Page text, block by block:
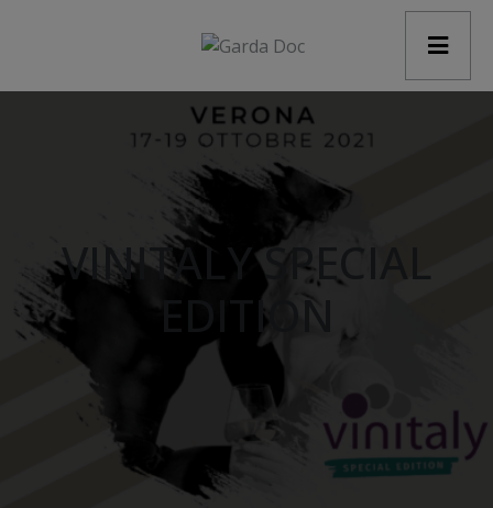
VINITALY SPECIAL
EDITION